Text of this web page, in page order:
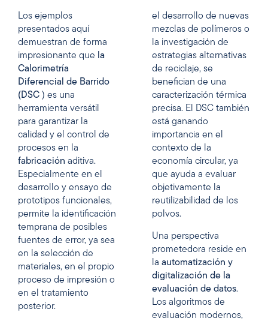
Los ejemplos
presentados aquí
demuestran de forma
impresionante que la
Calorimetría
Diferencial de Barrido
(DSC ) es una
herramienta versátil
para garantizar la
calidad y el control de
procesos en la
fabricación aditiva.
Especialmente en el
desarrollo y ensayo de
prototipos funcionales,
permite la identificación
temprana de posibles
fuentes de error, ya sea
en la selección de
materiales, en el propio
proceso de impresión o
en el tratamiento
posterior.
el desarrollo de nuevas
mezclas de polímeros o
la investigación de
estrategias alternativas
de reciclaje, se
benefician de una
caracterización térmica
precisa. El DSC también
está ganando
importancia en el
contexto de la
economía circular, ya
que ayuda a evaluar
objetivamente la
reutilizabilidad de los
polvos.
Una perspectiva
prometedora reside en
la automatización y
digitalización de la
evaluación de datos.
Los algoritmos de
evaluación modernos,